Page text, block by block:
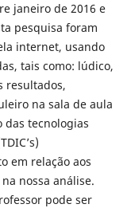
janeiro de 2016 e
pesquisa foram
internet, usando
tais como: lúdico,
resultados,
na sala de aula
das tecnologias
em relação aos
nossa análise.
pode ser